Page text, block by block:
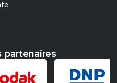
partenaires